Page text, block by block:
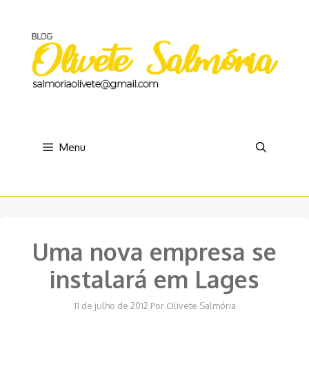
conteúdo
Menu
Uma nova empresa se
instalará em Lages
11 de julho de 2012 Por Olivete Salmória